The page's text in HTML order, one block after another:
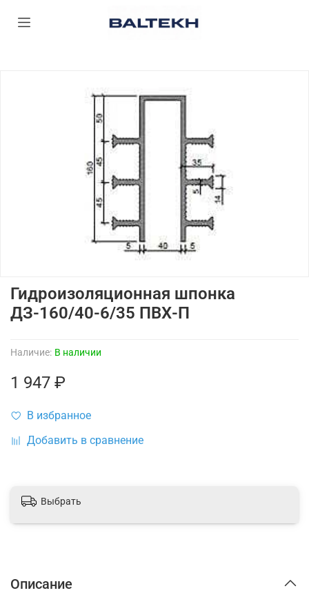
Наличие: В наличии
Гидроизоляционная шпонка
ДЗ-160/40-6/35 ПВХ-П
1 947 ₽
В избранное
Добавить в сравнение
Выбрать
Описание